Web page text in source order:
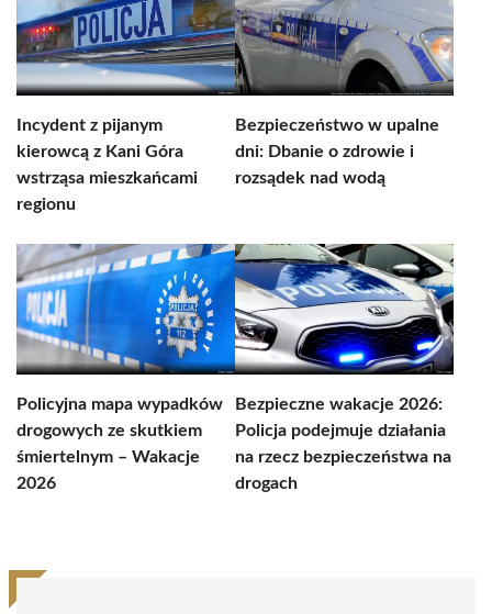
Incydent z pijanym
kierowcą z Kani Góra
wstrząsa mieszkańcami
regionu
Bezpieczeństwo w upalne
dni: Dbanie o zdrowie i
rozsądek nad wodą
Policyjna mapa wypadków
drogowych ze skutkiem
śmiertelnym – Wakacje
2026
Bezpieczne wakacje 2026:
Policja podejmuje działania
na rzecz bezpieczeństwa na
drogach